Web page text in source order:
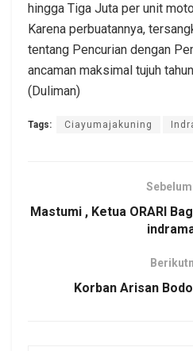
hingga Tiga Juta per unit
Karena perbuatannya,
tentang Pencurian dengan
ancaman maksimal tujuh
(Duliman)
Tags: Ciayumajakuning
Mastumi , Ketua ORARI
Korban Arisan